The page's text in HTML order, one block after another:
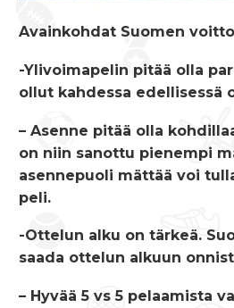
Avainkohdat Suomen
-Ylivoimapelin pitää olla
ollut kahdessa edellisessä
– Asenne pitää olla
on niin sanottu pienempi
asennepuoli mättää voi
peli.
-Ottelun alku on tärkeä.
saada ottelun alkuun
– Hyvää 5 vs 5 pelaamista